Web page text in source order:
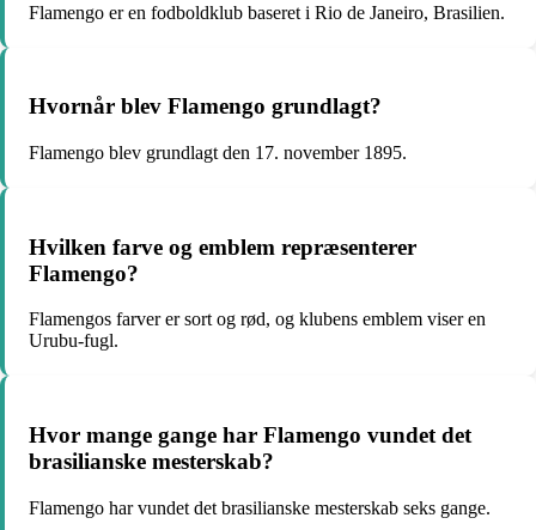
Flamengo er en fodboldklub baseret i Rio de Janeiro, Brasilien.
Hvornår blev Flamengo grundlagt?
Flamengo blev grundlagt den 17. november 1895.
Hvilken farve og emblem repræsenterer
Flamengo?
Flamengos farver er sort og rød, og klubens emblem viser en
Urubu-fugl.
Hvor mange gange har Flamengo vundet det
brasilianske mesterskab?
Flamengo har vundet det brasilianske mesterskab seks gange.